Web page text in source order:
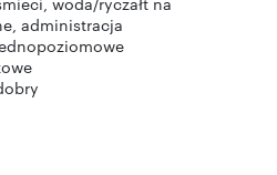
administracja